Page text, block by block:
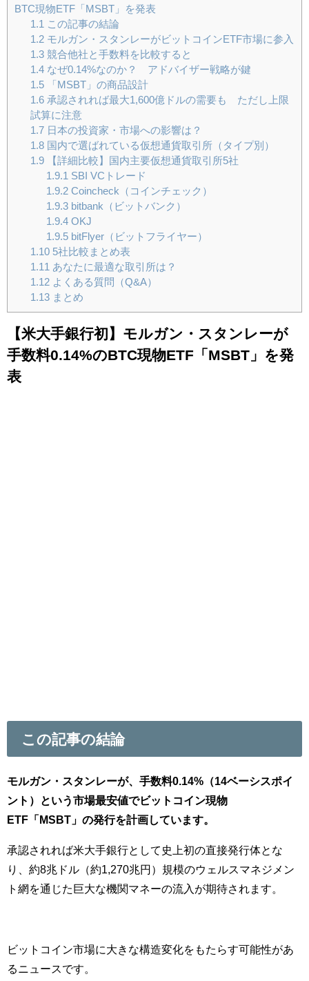
BTC現物ETF「MSBT」を発表
1.1
この記事の結論
1.2モルガン・スタンレーがビットコインETF市場に参入
1.3競合他社と手数料を比較すると
1.4なぜ0.14%なのか？ アドバイザー戦略が鍵
1.5「MSBT」の商品設計
1.6承認されれば最大1,600億ドルの需要も ただし上限
試算に注意
1.7日本の投資家・市場への影響は？
1.8国内で選ばれている仮想通貨取引所（タイプ別）
1.9【詳細比較】国内主要仮想通貨取引所5社
1.9.1 SBI VCトレード
1.9.2Coincheck（コインチェック）
1.9.3bitbank（ビットバンク）
1.9.4OKJ
1.9.5bitFlyer（ビットフライヤー）
1.105社比較まとめ表
1.11 あなたに最適な取引所は？
1.12よくある質問（Q&A）
1.13まとめ
【米大手銀行初】モルガン・スタンレーが
手数料0.14%のBTC現物ETF「MSBT」を発
表
この記事の結論
モルガン・スタンレーが、手数料0.14%（14ベーシスポイ
ント）という市場最安値でビットコイン現物
ETF「MSBT」の発行を計画しています。
承認されれば米大手銀行として史上初の直接発行体とな
り、約8兆ドル（約1,270兆円）規模のウェルスマネジメン
ト網を通じた巨大な機関マネーの流入が期待されます。
ビットコイン市場に大きな構造変化をもたらす可能性があ
るニュースです。